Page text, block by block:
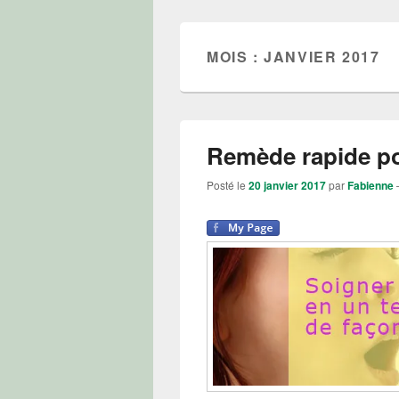
MOIS : JANVIER 2017
Remède rapide
Posté le 20 janvier 2017parFabienne